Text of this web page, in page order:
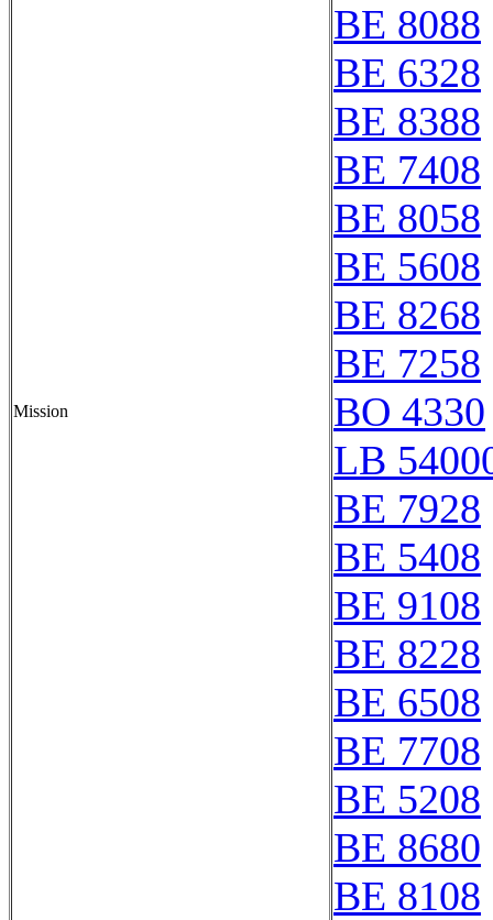
Mission
BE 8088
BE 6328
BE 8388
BE 7408
BE 8058
BE 5608
BE 8268
BE 7258
BO 4330
LB
BE 7928
BE 5408
BE 9108
BE 8228
BE 6508
BE 7708
BE 5208
BE 8680
BE 8108